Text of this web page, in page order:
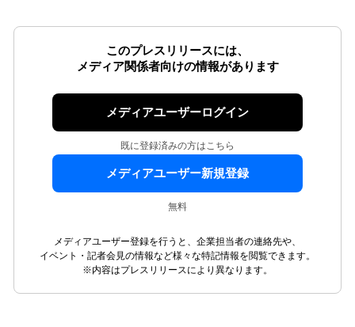
このプレスリリースには、
メディア関係者向けの情報があります
メディアユーザーログイン
既に登録済みの方はこちら
メディアユーザー新規登録
無料
メディアユーザー登録を行うと、企業担当者の連絡先や、
イベント・記者会見の情報など様々な特記情報を閲覧できます。
※内容はプレスリリースにより異なります。